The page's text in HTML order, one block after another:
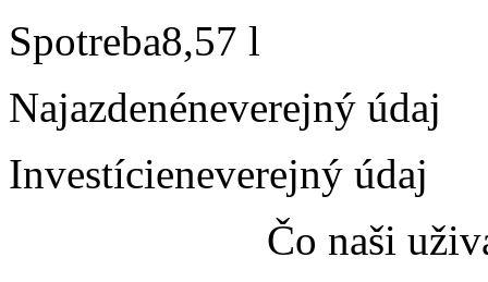
Spotreba8,57 l
Najazdenéneverejný údaj
Investícieneverejný údaj
Čo naši